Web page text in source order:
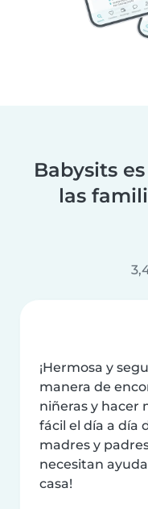
Babysits
las
¡Hermosa y
manera de
niñeras y hacer
fácil el día a día
madres y
necesitan
casa!